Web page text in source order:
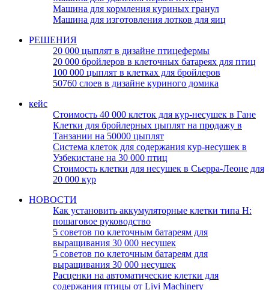
Машина для кормления куриных гранул
Машина для изготовления лотков для яиц
РЕШЕНИЯ
20 000 цыплят в дизайне птицефермы
20 000 бройлеров в клеточных батареях для птиц
100 000 цыплят в клетках для бройлеров
50760 слоев в дизайне куриного домика
кейс
Стоимость 40 000 клеток для кур-несушек в Гане
Клетки для бройлерных цыплят на продажу в
Танзании на 50000 цыплят
Система клеток для содержания кур-несушек в
Узбекистане на 30 000 птиц
Стоимость клетки для несушек в Сьерра-Леоне для
20 000 кур
НОВОСТИ
Как установить аккумуляторные клетки типа H:
пошаговое руководство
5 советов по клеточным батареям для
выращивания 30 000 несушек
5 советов по клеточным батареям для
выращивания 30 000 несушек
Расценки на автоматические клетки для
содержания птицы от Livi Machinery